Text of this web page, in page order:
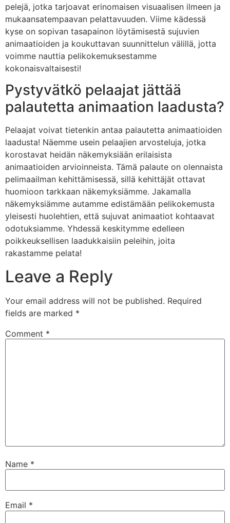
pelejä, jotka tarjoavat erinomaisen visuaalisen ilmeen ja
mukaansatempaavan pelattavuuden. Viime kädessä
kyse on sopivan tasapainon löytämisestä sujuvien
animaatioiden ja koukuttavan suunnittelun välillä, jotta
voimme nauttia pelikokemuksestamme
kokonaisvaltaisesti!
Pystyvätkö pelaajat jättää
palautetta animaation laadusta?
Pelaajat voivat tietenkin antaa palautetta animaatioiden
laadusta! Näemme usein pelaajien arvosteluja, jotka
korostavat heidän näkemyksiään erilaisista
animaatioiden arvioinneista. Tämä palaute on olennaista
pelimaailman kehittämisessä, sillä kehittäjät ottavat
huomioon tarkkaan näkemyksiämme. Jakamalla
näkemyksiämme autamme edistämään pelikokemusta
yleisesti huolehtien, että sujuvat animaatiot kohtaavat
odotuksiamme. Yhdessä keskitymme edelleen
poikkeuksellisen laadukkaisiin peleihin, joita
rakastamme pelata!
Leave a Reply
Your email address will not be published. Required
fields are marked *
Comment *
Name *
Email *